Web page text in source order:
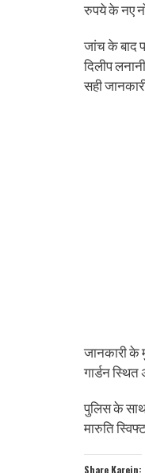
रुपये के नए
जांच के बाद
दिलीप
सही
जानकारी के
गार्डन स्थित
पुलिस के
मारुति
Share Karein: